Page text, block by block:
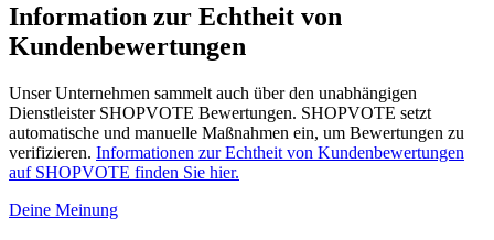
Information zur Echtheit von
Kundenbewertungen
Unser Unternehmen sammelt auch über den unabhängigen
Dienstleister SHOPVOTE Bewertungen. SHOPVOTE setzt
automatische und manuelle Maßnahmen ein, um Bewertungen zu
verifizieren. Informationen zur Echtheit von Kundenbewertungen
auf SHOPVOTE finden Sie hier.
Deine Meinung